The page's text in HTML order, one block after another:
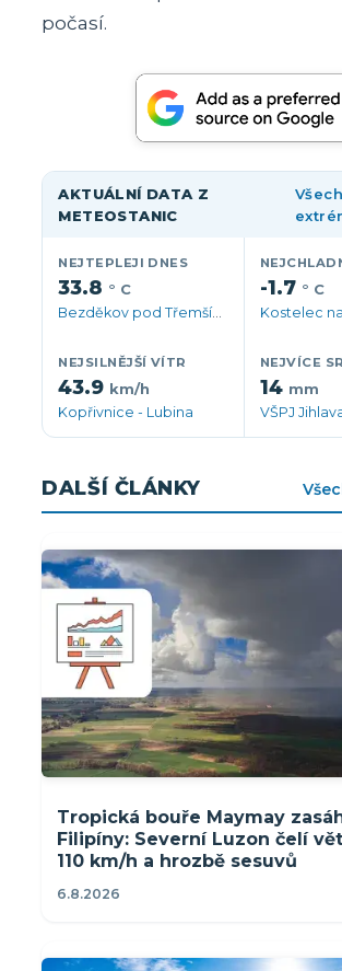
počasí.
AKTUÁLNÍ DATA Z
METEOSTANIC
NEJTEPLEJI DNES
33.8 ° C
Bezděkov pod Třemšínem
-1.7 ° C
Kostelec
NEJSILNĚJŠÍ VÍTR
43.9 km/h
Kopřivnice - Lubina
NEJVÍCE
14 mm
VŠPJ
DALŠÍ ČLÁNKY
Tropická bouře Maymay
Filipíny: Severní Luzon čelí
110 km/h a hrozbě sesuvů
6.8.2026